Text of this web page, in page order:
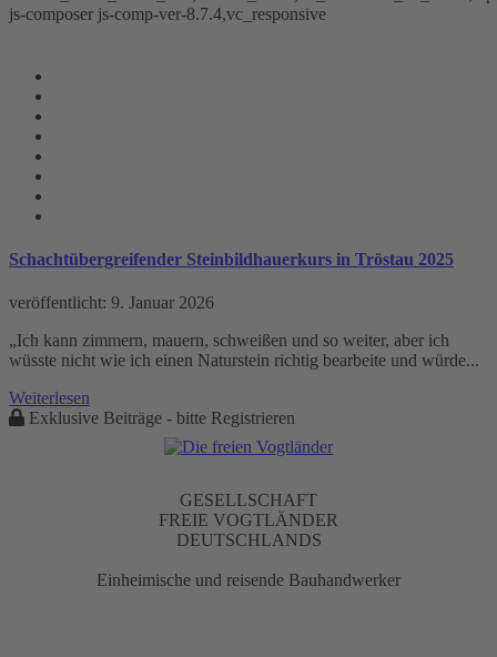
js-composer js-comp-ver-8.7.4,vc_responsive
Stein Tag
Schachtübergreifender Steinbildhauerkurs in Tröstau 2025
veröffentlicht: 9. Januar 2026
„Ich kann zimmern, mauern, schweißen und so weiter, aber ich
wüsste nicht wie ich einen Naturstein richtig bearbeite und würde...
Weiterlesen
Exklusive Beiträge - bitte Registrieren
GESELLSCHAFT
FREIE VOGTLÄNDER
DEUTSCHLANDS
Einheimische und reisende Bauhandwerker